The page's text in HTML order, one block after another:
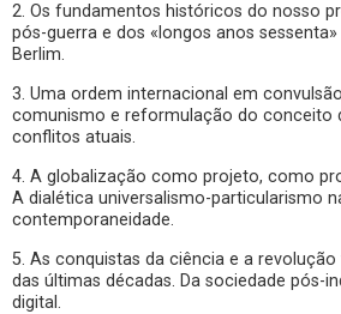
2. Os fundamentos históricos do nosso
pós-guerra e dos «longos anos
Berlim.
3. Uma ordem internacional em
comunismo e reformulação do conceito
conflitos atuais.
4. A globalização como projeto, como
A dialética universalismo-particularismo
contemporaneidade.
5. As conquistas da ciência e a
das últimas décadas. Da sociedade pós-
digital.